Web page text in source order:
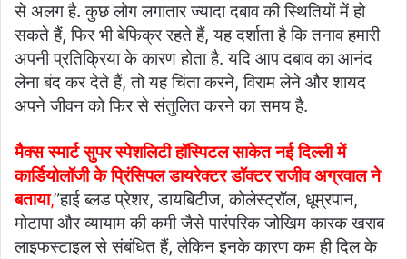
से अलग है. कुछ लोग लगातार ज्यादा दबाव की स्थितियों में हो
सकते हैं, फिर भी बेफिक्र रहते हैं, यह दर्शाता है कि तनाव हमारी
अपनी प्रतिक्रिया के कारण होता है. यदि आप दबाव का आनंद
लेना बंद कर देते हैं, तो यह चिंता करने, विराम लेने और शायद
अपने जीवन को फिर से संतुलित करने का समय है.
मैक्स स्मार्ट सुपर स्पेशलिटी हॉस्पिटल साकेत नई दिल्ली में
कार्डियोलॉजी के प्रिंसिपल डायरेक्टर डॉक्टर राजीव अग्रवाल ने
बताया,”हाई ब्लड प्रेशर, डायबिटीज, कोलेस्ट्रॉल, धूम्रपान,
मोटापा और व्यायाम की कमी जैसे पारंपरिक जोखिम कारक खराब
लाइफस्टाइल से संबंधित हैं, लेकिन इनके कारण कम ही दिल के